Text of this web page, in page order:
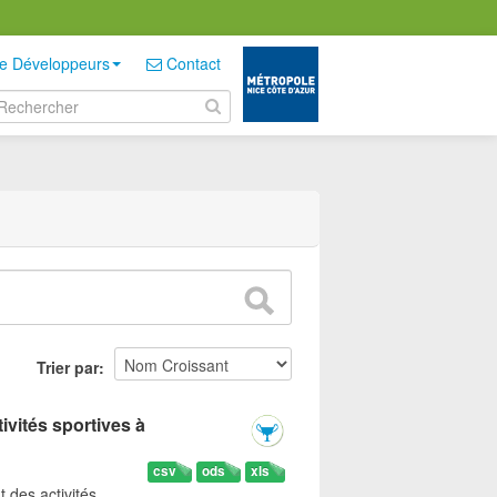
Développeurs Contact
Trier par
sportives à
xls
ods
csv